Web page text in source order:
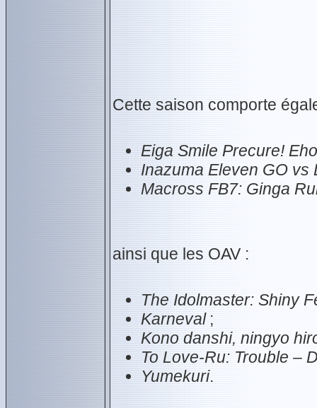
Cette saison comporte
Eiga Smile Precure!
Inazuma Eleven GO vs
Macross FB7: Ginga
ainsi que les OAV :
The Idolmaster: Shiny
Karneval;
Kono danshi, ningyo
To Love-Ru: Trouble –
Yumekuri.